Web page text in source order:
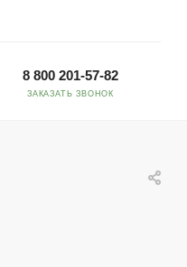
8 800 201-57-82
ЗАКАЗАТЬ ЗВОНОК